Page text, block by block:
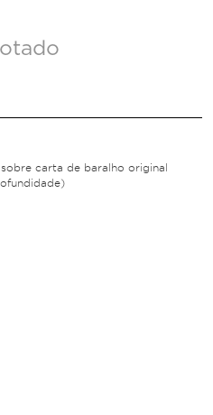
carta de baralho original